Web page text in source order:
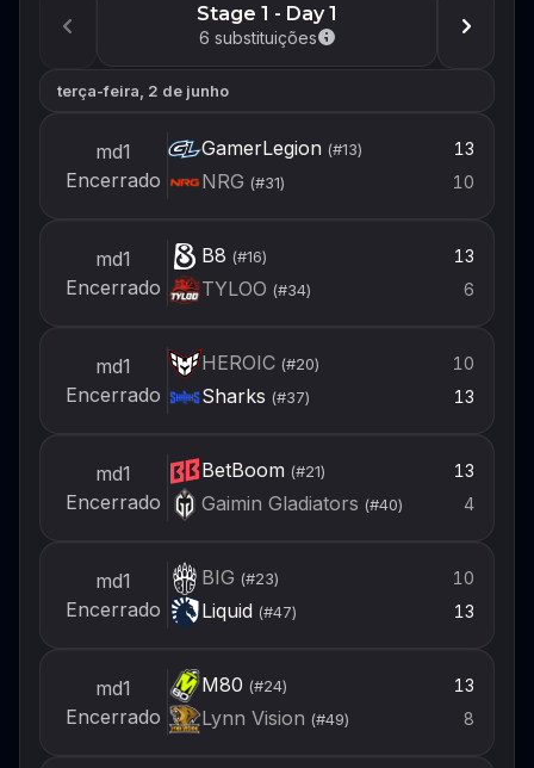
estar pronto para montar seu time quando
o próximo evento abrir.
Criar conta
Stage 1 - Day 1
6 substituições
terça-feira, 2 de junho
md1
Encerrado
GamerLegion(#13) 13
NRG (#31) 10
md1
Encerrado
B8 (#16) 13
TYLOO (#34) 6
md1
Encerrado
HEROIC(#20) 10
Sharks (#37) 13
md1
Encerrado
BetBoom(#21) 13
Gaimin Gladiators (#40) 4
md1
Encerrado
BIG (#23) 10
Liquid (#47) 13
md1
Encerrado
M80 (#24) 13
Lynn Vision (#49) 8